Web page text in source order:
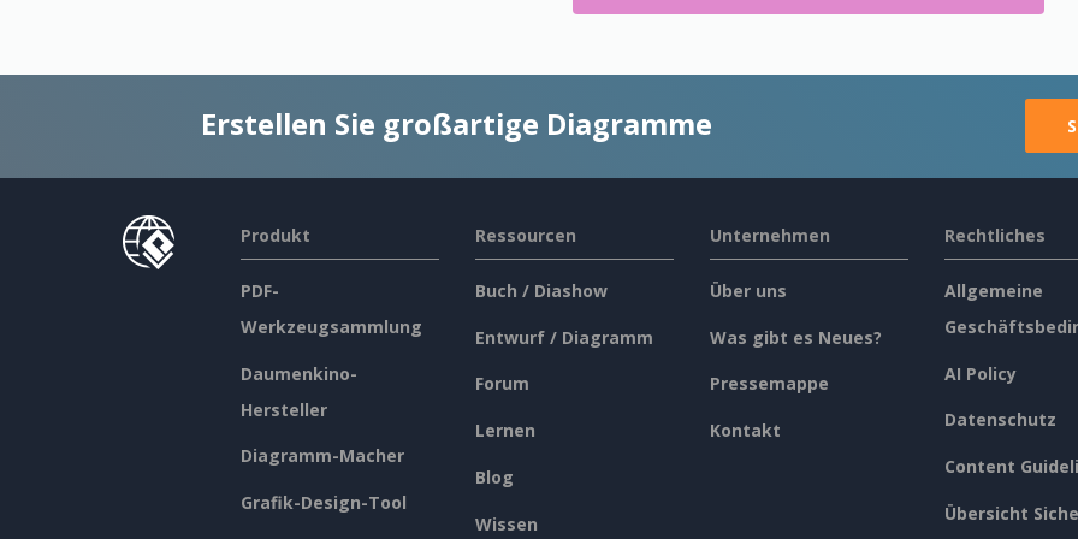
Erstellen Sie großartige Diagramme
Produkt
PDF-
Werkzeugsammlung
Daumenkino-
Hersteller
Diagramm-Macher
Grafik-Design-Tool
Ressourcen
Buch / Diashow
Entwurf / Diagramm
Forum
Lernen
Blog
Wissen
Unternehmen
Über uns
Was gibt es Neues?
Pressemappe
Kontakt
Rechtliches
Allgemeine
AI Policy
Datenschutz
Content
Übersicht